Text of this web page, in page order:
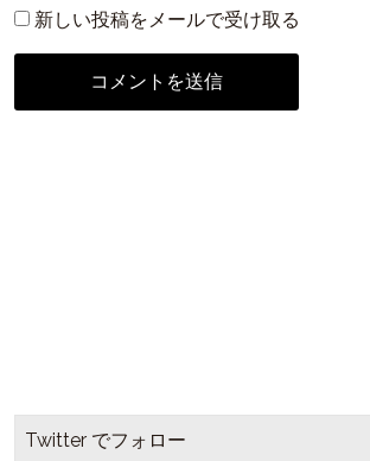
新しい投稿をメールで受け取る
Twitter でフォロー